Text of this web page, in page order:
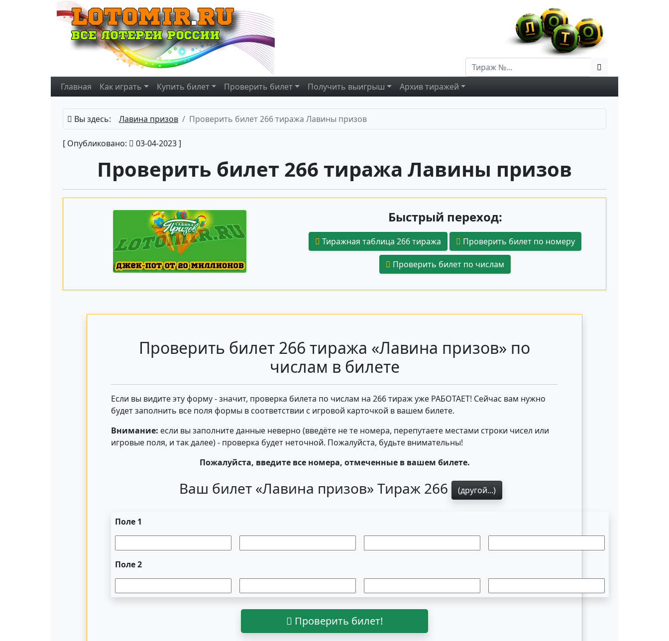
Главная Как играть Купить билет Проверить билет Получить выигрыш Архивтиражей
Вы здесь: Лавина призов Проверить билет 266 тиража Лавины призов
[ Опубликовано: 03-04-2023 ]
Проверить билет 266 тиража Лавины призов
Быстрый переход:
Тиражная таблица 266 тиража Проверить билет по номеру
Проверить билет по числам
Проверить билет 266 тиража «Лавина призов» по
числам в билете
Если вы видите эту форму - значит, проверка билета по числам на 266 тираж уже РАБОТАЕТ! Сейчас вам нужно
будет заполнить все поля формы в соответствии с игровой карточкой в вашем билете.
Внимание: если вы заполните данные неверно (введёте не те номера, перепутаете местами строки чисел или
игровые поля, и так далее) - проверка будет неточной. Пожалуйста, будьте внимательны!
Пожалуйста, введите все номера, отмеченные в вашем билете.
Ваш билет «Лавина призов» Тираж 266 (другой...)
Поле 1
Поле 2
Проверить билет!